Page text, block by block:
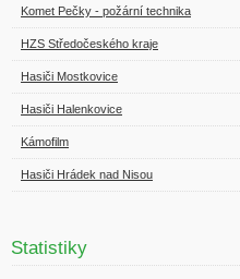
Komet Pečky - požární technika
HZS Středočeského kraje
Hasiči Mostkovice
Hasiči Halenkovice
Kámofilm
Hasiči Hrádek nad Nisou
Statistiky